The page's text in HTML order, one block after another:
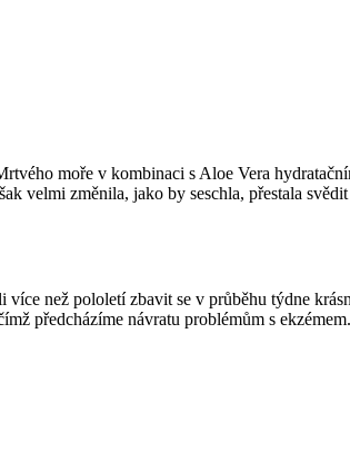
moře v kombinaci s Aloe Vera
velmi změnila, jako by seschla, přestala
než pololetí zbavit se v průběhu týdne
předcházíme návratu problémům s